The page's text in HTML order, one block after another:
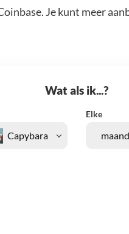
Je kunt meer
Wat als ik...?
Elke